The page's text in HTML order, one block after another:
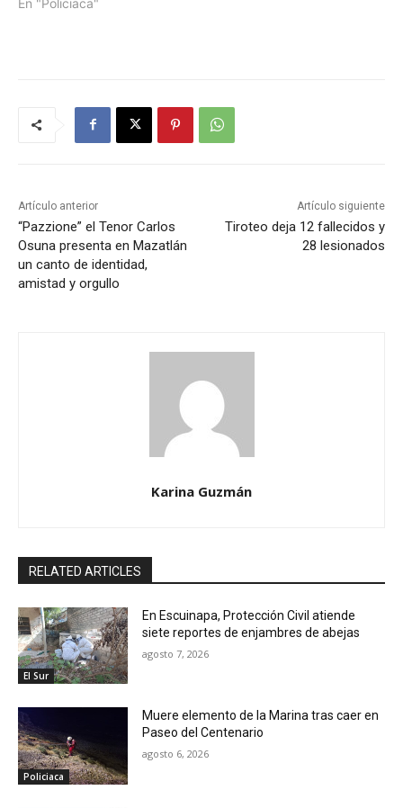
Artículo anterior
“Pazzione” el Tenor Carlos
Osuna presenta en Mazatlán
un canto de identidad,
amistad y orgullo
Artículo siguiente
Tiroteo deja 12 fallecidos y
28 lesionados
Karina Guzmán
RELATED ARTICLES
El Sur
En Escuinapa, Protección Civil atiende
siete reportes de enjambres de abejas
agosto 7, 2026
Policiaca
Muere elemento de la Marina tras caer en
Paseo del Centenario
agosto 6, 2026